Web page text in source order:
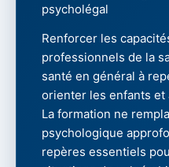
psycholégal
Renforcer les
professionnels de la
santé en général à
orienter les enfants
La formation ne
psychologique
repères essentiels